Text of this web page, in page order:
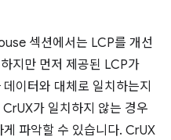
섹션에서는 LCP를 개선
지만 먼저 제공된 LCP가
이터와 대체로 일치하는지
가 일치하지 않는 경우
파악할 수 있습니다. CrUX